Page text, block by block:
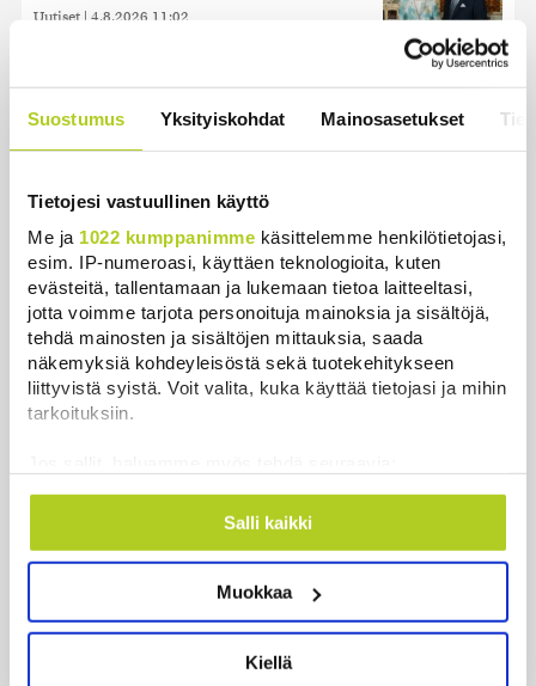
Suostumus Yksityiskohdat Mainosasetukset
Tietojesi vastuullinen käyttö
Me ja 1022 kumppanimme käsittelemme henkilötietojasi,
esim. IP-numeroasi, käyttäen teknologioita, kuten
evästeitä, tallentamaan ja lukemaan tietoa laitteeltasi,
jotta voimme tarjota personoituja mainoksia ja sisältöjä,
tehdä mainosten ja sisältöjen mittauksia, saada
näkemyksiä kohdeyleisöstä sekä tuotekehitykseen
liittyvistä syistä. Voit valita, kuka käyttää tietojasi ja mihin
tarkoituksiin.
Kerätä tietoja maantieteellisestä sijainnistasi,
mahdollisesti muutaman metrin tarkkuudella
ominaispiirteitä aktiivisesti (sormenjäljen
Lue lisää siitä, miten henkilötietojasi käsitellään ja miten
suostumustasi tai peruuttaa sen milloin vain
Salli kaikki
Muokkaa
Kiellä
Uutiset | 4.8.2026 11:02
Veriputouksesta?
Lohi roimi Purran esitystä Ylellä: ”Nyt
olisi ollut viimeinen hetki ottaa järki
käteen”
5.8.2026 14:40
Valtiovarainministeriön leikkausehdotus voi
pidentää Kelan käsittelyaikoja
Uutiset | 6.8.2026 17:16
Liettuan sotilastiedustelun mukaan Venäjä
harkitsee hyökkäyksiä Baltiaan